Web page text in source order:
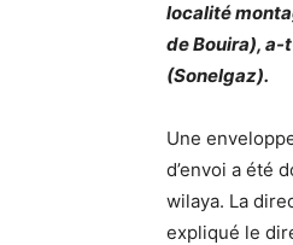
localité
de Bouira), a-
(Sonelgaz).
Une
d’envoi a été
wilaya. La
expliqué le